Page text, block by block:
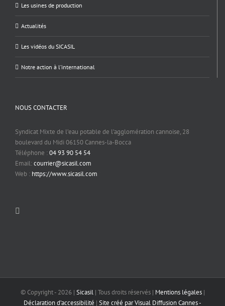
Les usines de production
Actualités
Les vidéos du SICASIL
Notre action à l’international
NOUS CONTACTER
Syndicat Mixte de l’eau potable de l’agglomération cannoise, 28
boulevard du Midi 06150 Cannes-la-Bocca
Téléphone :04 93 90 54 54
Email:courrier@sicasil.com
Web : https://www.sicasil.com
© Copyright - 2026 | Sicasil| Tous droits réservés | Mentions légales|
Déclaration d’accessibilité | Site créé par Visual Diffusion Cannes -